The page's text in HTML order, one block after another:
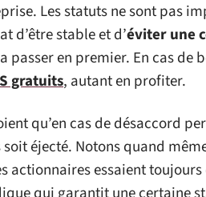
Les statuts ne sont pas
d’être stable et d’éviter une
passer en premier. En cas de
gratuits, autant en profiter.
qu’en cas de désaccord
éjecté. Notons quand
actionnaires essaient toujours